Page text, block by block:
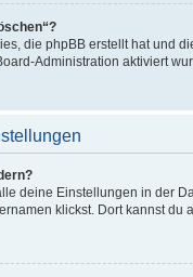
die phpBB erstellt hat
Administration aktiviert
deine Einstellungen in der
klickst. Dort kannst du